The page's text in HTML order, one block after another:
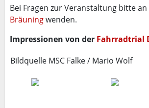
Bei Fragen zur Veranstaltung bitte an
Bräuningwenden.
Impressionen von der Fahrradtrial
Bildquelle MSC Falke / Mario Wolf